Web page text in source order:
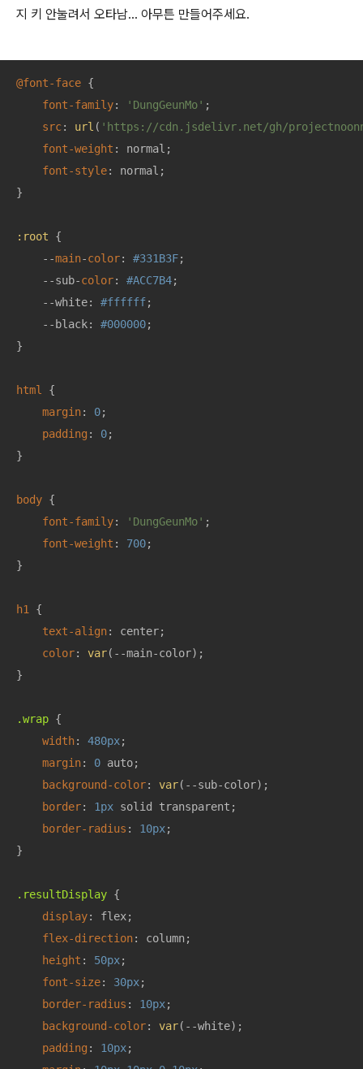
지 키 안눌려서 오타남… 아무튼 만들어주세요.
@font-face {
font-family: 'DungGeunMo' ;
src: url ( 'https://cdn.jsdelivr.net/gh/
font-weight : normal;
font-style: normal;
}
:root {
    --
main-color: #331B3F;
    --sub-
color: #ACC7B4;
    --white:
#ffffff;
    --black:
#000000;
}
html
{
margin: 0;
padding : 0;
}
body {
font-family: 'DungGeunMo' ;
font-weight : 700;
}
h1
{
text-align: center;
color: var(--main-color);
}
.wrap {
width: 480px;
margin: 0 auto;
background-color: var(--sub-color);
border: 1px solid transparent;
border-radius : 10px;
}
.resultDisplay {
display: flex;
flex-direction: column;
height : 50px;
font-size: 30px;
border-radius : 10px;
background-color: var(--white);
padding : 10px;